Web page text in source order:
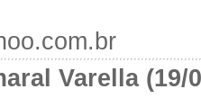
Varella (19/